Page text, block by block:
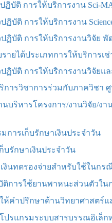
บัติ การให้บริการงาน Sci-
บัติ การให้บริการงาน
ฏิบัติ การให้บริการงานวิจัย
รายได้ประเภทการให้บริการเ
ฏิบัติ การให้บริการงานวิจัยแ
การวิชาการร่วมกับภาควิชา
นบริหารโครงการ/งานวิจัย/
การเก็บรักษาเงินประจำวัน
บรักษาเงินประจำวัน
งินทดรองจ่ายสำหรับใช้ในกรณี
การใช้ยานพาหนะส่วนตัวใน
ห้คำปรึกษาด้านวิทยาศาสตร์แ
ปรแกรมระบบสารบรรณอิเล็ก